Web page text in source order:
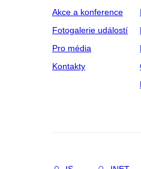
Akce a konference
Fotogalerie událostí
Pro média
Kontakty